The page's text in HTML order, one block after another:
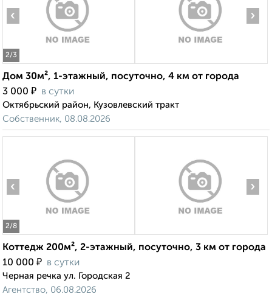
2/3
‹ ›
Дом 30м², 1-этажный, посуточно, 4 км от города
3 000 ₽ в сутки
Октябрьский район, Кузовлевский тракт
Собственник, 08.08.2026
2/8
‹ ›
Коттедж 200м², 2-этажный, посуточно, 3 км от города
10 000 ₽ в сутки
Черная речка ул. Городская 2
Агентство, 06.08.2026